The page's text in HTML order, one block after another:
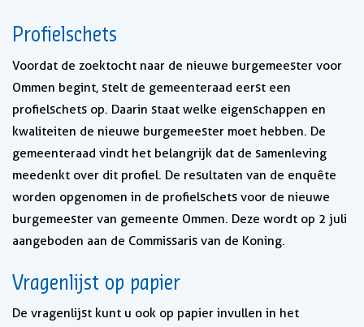
Profielschets
Voordat de zoektocht naar de nieuwe burgemeester voor
Ommen begint, stelt de gemeenteraad eerst een
profielschets op. Daarin staat welke eigenschappen en
kwaliteiten de nieuwe burgemeester moet hebben. De
gemeenteraad vindt het belangrijk dat de samenleving
meedenkt over dit profiel. De resultaten van de enquête
worden opgenomen in de profielschets voor de nieuwe
burgemeester van gemeente Ommen. Deze wordt op 2 juli
aangeboden aan de Commissaris van de Koning.
Vragenlijst op papier
De vragenlijst kunt u ook op papier invullen in het